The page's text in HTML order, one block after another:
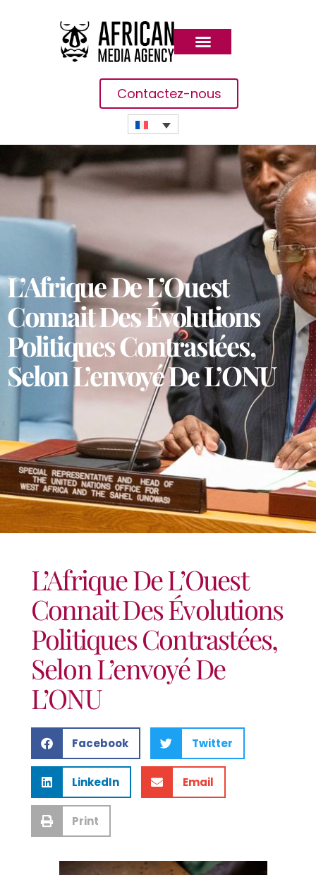
Contactez-nous
L’Afrique De L’Ouest
Connait Des Évolutions
Politiques Contrastées,
Selon L’envoyé De L’ONU
L’Afrique De L’Ouest
Connait Des Évolutions
Politiques Contrastées,
Selon L’envoyé De
L’ONU
Facebook Twitter
LinkedIn Email
Print